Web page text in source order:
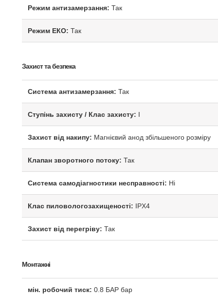
Режим антизамерзання: Так
Режим ЕКО: Так
Захист та безпека
Система антизамерзання: Так
Ступінь захисту / Клас захисту: I
Захист від накипу: Магнієвий анод збільшеного розміру
Клапан зворотного потоку: Так
Система самодіагностики несправності: Ні
Клас пиловологозахищеності: IPX4
Захист від перегріву: Так
Монтажні
мін. робочий тиск: 0.8 БАР бар